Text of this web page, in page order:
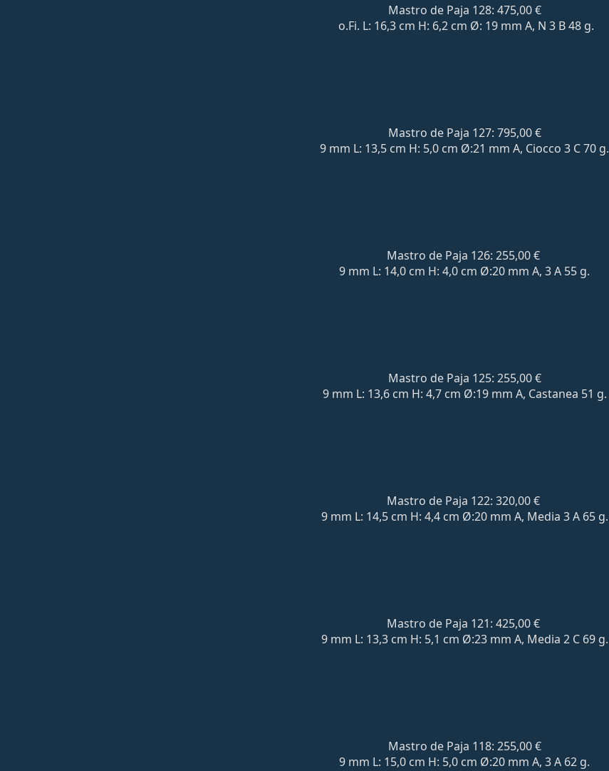
Mastro de Paja 128: 475,00 €
o.Fi. L: 16,3 cm H: 6,2 cm Ø: 19 mm A, N 3 B 48 g.
Mastro de Paja 127: 795,00 €
9 mm L: 13,5 cm H: 5,0 cm Ø:21 mm A, Ciocco 3 C70 g.
Mastro de Paja 126: 255,00 €
9 mm L: 14,0 cm H: 4,0 cm Ø:20 mm A, 3 A 55 g.
Mastro de Paja 125: 255,00 €
9 mm L: 13,6 cm H: 4,7 cm Ø:19 mm A, Castanea 51 g.
Mastro de Paja 122: 320,00 €
9 mm L: 14,5 cm H: 4,4 cm Ø:20 mm A, Media 3 A 65 g.
Mastro de Paja 121: 425,00 €
9 mm L: 13,3 cm H: 5,1 cm Ø:23 mm A, Media 2 C 69 g.
Mastro de Paja 118: 255,00 €
9 mm L: 15,0 cm H: 5,0 cm Ø:20 mm A, 3 A 62 g.